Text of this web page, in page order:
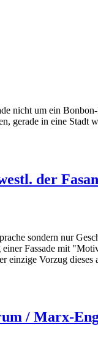
nicht um ein
gerade in eine
der
sondern nur
Fassade mit
einzige Vorzug
/ Marx-